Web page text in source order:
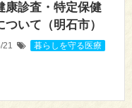
康診査・特定保健
ついて（明石市）
暮らしを守る医療